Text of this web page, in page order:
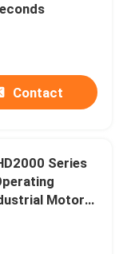
Contact
Series
Motor